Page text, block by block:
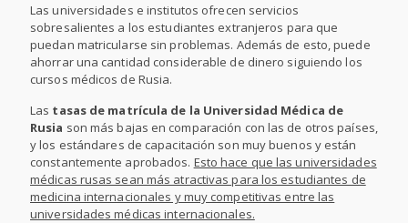
Las universidades e institutos ofrecen servicios
sobresalientes a los estudiantes extranjeros para que
puedan matricularse sin problemas. Además de esto, puede
ahorrar una cantidad considerable de dinero siguiendo los
cursos médicos de Rusia.
Las tasas de matrícula de la Universidad Médica de
Rusia son más bajas en comparación con las de otros países,
y los estándares de capacitación son muy buenos y están
constantemente aprobados. Esto hace que las universidades
médicas rusas sean más atractivas para los estudiantes de
medicina internacionales y muy competitivas entre las
universidades médicas internacionales.